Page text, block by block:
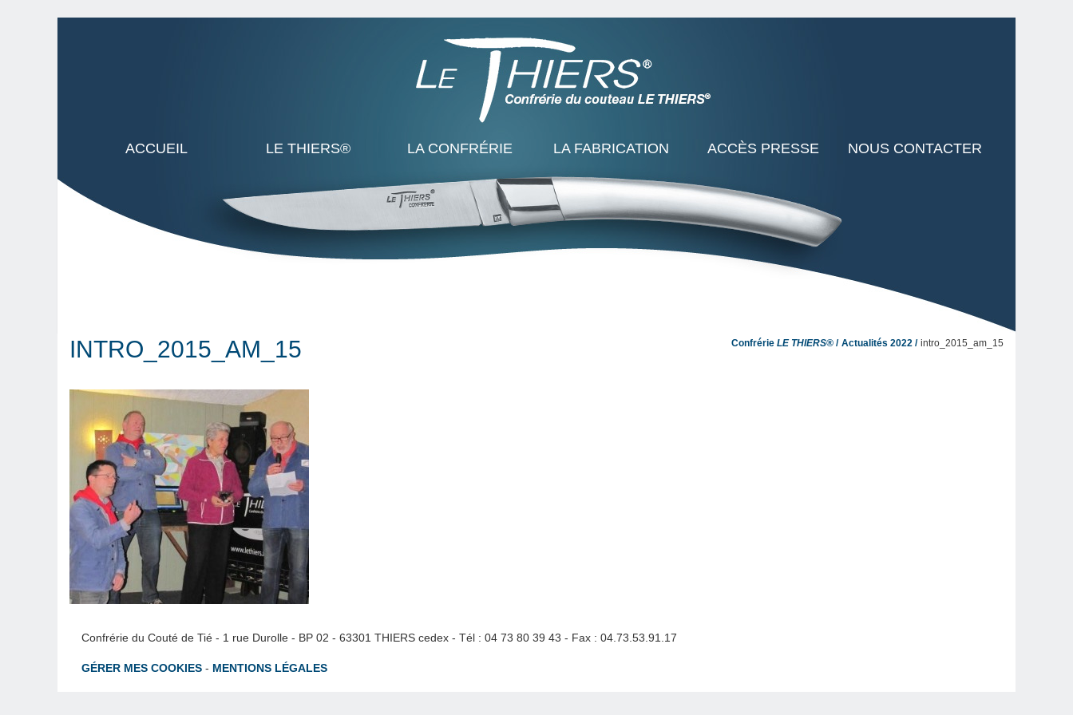
ACCUEIL LE THIERS® LA CONFRÉRIE LA FABRICATION ACCÈS PRESSE NOUS CONTACTER
INTRO_2015_AM_15 Confrérie LE THIERS® Actualités 2022 intro_2015_am_15
Confrérie du Couté de Tié - 1 rue Durolle - BP 02 - 63301 THIERS cedex - Tél : 04 73 80 39 43 - Fax : 04.73.53.91.17
GÉRER MES COOKIES - MENTIONS LÉGALES